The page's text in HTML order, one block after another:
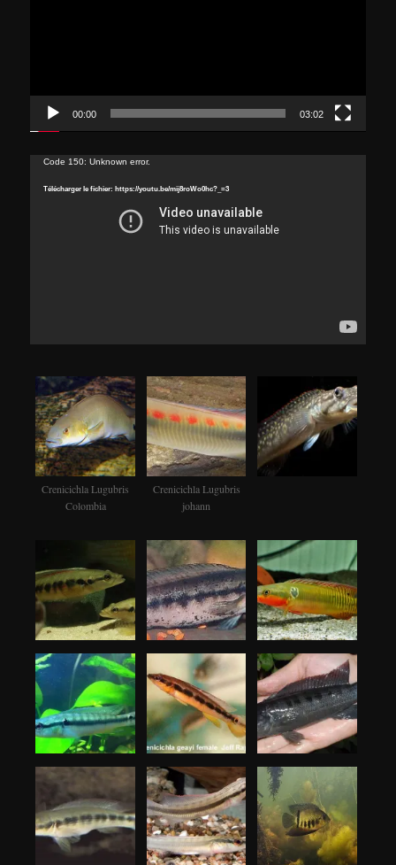
00:00 03:02
Lecteur
Code 150: Unknown error.
Télécharger le fichier: https://youtu.be/mij8roWo0hc?_=3
Crenicichla Lugubris
Colombia
Crenicichla Lugubris
johann